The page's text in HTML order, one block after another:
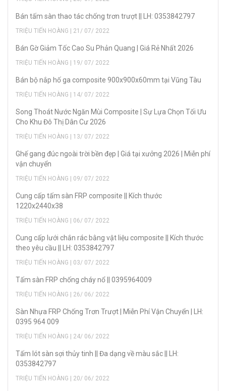
Bán tấm sàn thao tác chống trơn trượt || LH: 0353842797
TRIỆU TIẾN HOÀNG | 21/ 07/ 2022
Bán Gờ Giảm Tốc Cao Su Phản Quang | Giá Rẻ Nhất 2026
TRIỆU TIẾN HOÀNG | 19/ 07/ 2022
Bán bộ nắp hố ga composite 900x900x60mm tại Vũng Tàu
TRIỆU TIẾN HOÀNG | 14/ 07/ 2022
Song Thoát Nước Ngăn Mùi Composite | Sự Lựa Chọn Tối Ưu
Cho Khu Đô Thị Dân Cư 2026
TRIỆU TIẾN HOÀNG | 13/ 07/ 2022
Ghế gang đúc ngoài trời bền đẹp | Giá tại xưởng 2026 | Miễn phí
vận chuyển
TRIỆU TIẾN HOÀNG | 09/ 07/ 2022
Cung cấp tấm sàn FRP composite || Kích thước
1220x2440x38
TRIỆU TIẾN HOÀNG | 06/ 07/ 2022
Cung cấp lưới chắn rác bằng vật liệu composite || Kích thước
theo yêu cầu || LH: 0353842797
TRIỆU TIẾN HOÀNG | 03/ 07/ 2022
Tấm sàn FRP chống cháy nổ || 0395964009
TRIỆU TIẾN HOÀNG | 26/ 06/ 2022
Sàn Nhựa FRP Chống Trơn Trượt | Miễn Phí Vận Chuyển | LH:
0395 964 009
TRIỆU TIẾN HOÀNG | 24/ 06/ 2022
Tấm lót sàn sợi thủy tinh || Đa dạng về màu sắc || LH:
0353842797
TRIỆU TIẾN HOÀNG | 20/ 06/ 2022